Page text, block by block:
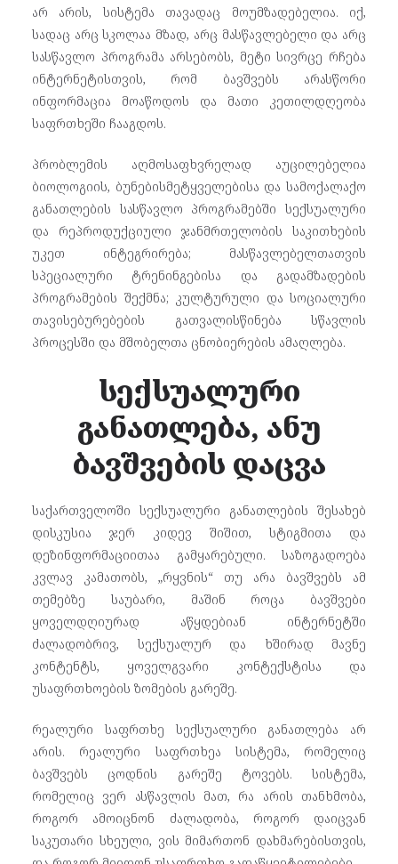
არ არის, სისტემა თავადაც მოუმზადებელია. იქ,
სადაც არც სკოლაა მზად, არც მასწავლებელი და არც
სასწავლო პროგრამა არსებობს, მეტი სივრცე რჩება
ინტერნეტისთვის, რომ ბავშვებს არასწორი
ინფორმაცია მოაწოდოს და მათი კეთილდღეობა
საფრთხეში ჩააგდოს.
პრობლემის აღმოსაფხვრელად აუცილებელია
ბიოლოგიის, ბუნებისმეტყველებისა და სამოქალაქო
განათლების სასწავლო პროგრამებში სექსუალური
და რეპროდუქციული ჯანმრთელობის საკითხების
უკეთ ინტეგრირება; მასწავლებელთათვის
სპეციალური ტრენინგებისა და გადამზადების
პროგრამების შექმნა; კულტურული და სოციალური
თავისებურებების გათვალისწინება სწავლის
პროცესში და მშობელთა ცნობიერების ამაღლება.
სექსუალური
განათლება, ანუ
ბავშვების დაცვა
საქართველოში სექსუალური განათლების შესახებ
დისკუსია ჯერ კიდევ შიშით, სტიგმითა და
დეზინფორმაციითაა გამყარებული. საზოგადოება
კვლავ კამათობს, „რყვნის“ თუ არა ბავშვებს ამ
თემებზე საუბარი, მაშინ როცა ბავშვები
ყოველდღიურად აწყდებიან ინტერნეტში
ძალადობრივ, სექსუალურ და ხშირად მავნე
კონტენტს, ყოველგვარი კონტექსტისა და
უსაფრთხოების ზომების გარეშე.
რეალური საფრთხე სექსუალური განათლება არ
არის. რეალური საფრთხეა სისტემა, რომელიც
ბავშვებს ცოდნის გარეშე ტოვებს. სისტემა,
რომელიც ვერ ასწავლის მათ, რა არის თანხმობა,
როგორ ამოიცნონ ძალადობა, როგორ დაიცვან
საკუთარი სხეული, ვის მიმართონ დახმარებისთვის,